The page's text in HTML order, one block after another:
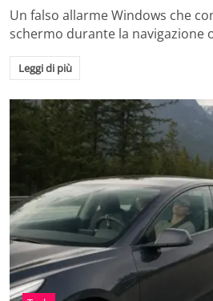
Un falso allarme Windows che
schermo durante la navigazione
Leggi di più